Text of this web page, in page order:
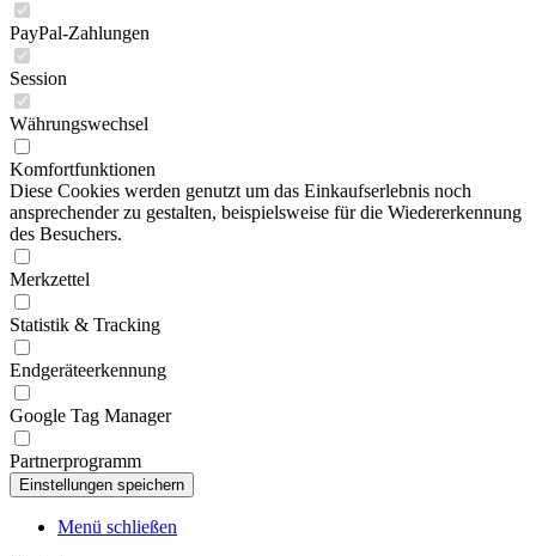
PayPal-Zahlungen
Session
Währungswechsel
Komfortfunktionen
Diese Cookies werden genutzt um das Einkaufserlebnis noch
ansprechender zu gestalten, beispielsweise für die Wiedererkennung
des Besuchers.
Merkzettel
Statistik & Tracking
Endgeräteerkennung
Google Tag Manager
Partnerprogramm
Menü schließen